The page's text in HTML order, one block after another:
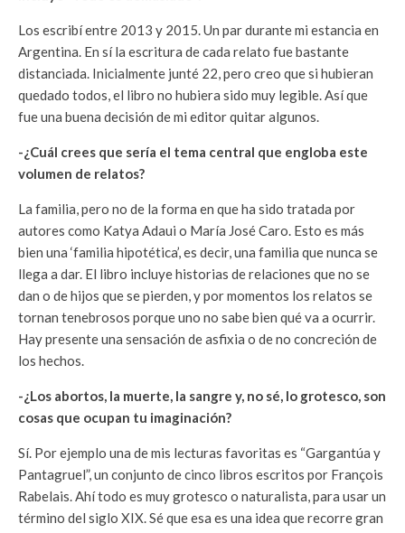
Los escribí entre 2013 y 2015. Un par durante mi estancia en
Argentina. En sí la escritura de cada relato fue bastante
distanciada. Inicialmente junté 22, pero creo que si hubieran
quedado todos, el libro no hubiera sido muy legible. Así que
fue una buena decisión de mi editor quitar algunos.
-¿Cuál crees que sería el tema central que engloba este
volumen de relatos?
La familia, pero no de la forma en que ha sido tratada por
autores como Katya Adaui o María José Caro. Esto es más
bien una ‘familia hipotética’, es decir, una familia que nunca se
llega a dar. El libro incluye historias de relaciones que no se
dan o de hijos que se pierden, y por momentos los relatos se
tornan tenebrosos porque uno no sabe bien qué va a ocurrir.
Hay presente una sensación de asfixia o de no concreción de
los hechos.
-¿Los abortos, la muerte, la sangre y, no sé, lo grotesco, son
cosas que ocupan tu imaginación?
Sí. Por ejemplo una de mis lecturas favoritas es “Gargantúa y
Pantagruel”, un conjunto de cinco libros escritos por François
Rabelais. Ahí todo es muy grotesco o naturalista, para usar un
término del siglo XIX. Sé que esa es una idea que recorre gran